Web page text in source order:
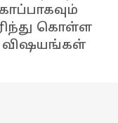
கொள்ள
விஷயங்கள்